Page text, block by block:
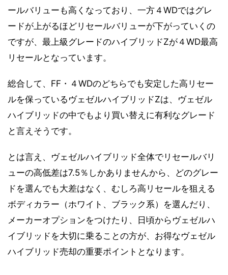
ールバリューも高くなっており、一方４WDではグレ
ードが上がるほどリセールバリューが下がっていくの
ですが、最上級グレードのハイブリッドZが４WD最高
リセールとなっています。
総合して、FF・４WDのどちらでも安定した高リセー
ルを保っているヴェゼルハイブリッドZは、ヴェゼル
ハイブリッドの中でもより買い替えに有利なグレード
と言えそうです。
とは言え、ヴェゼルハイブリッド全体でリセールバリ
ューの高低差は7.5％しかありませんから、どのグレー
ドを選んでも大差はなく、むしろ高リセールを狙える
ボディカラー（ホワイト、ブラック系）を選んだり、
メーカーオプションをつけたり、日頃からヴェゼルハ
イブリッドを大切に乗ることの方が、お得なヴェゼル
ハイブリッド売却の重要ポイントとなります。